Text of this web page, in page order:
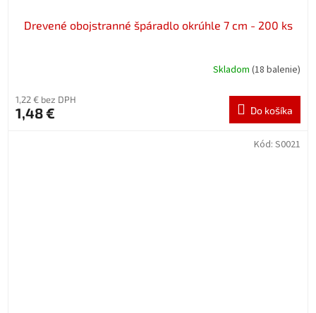
Drevené obojstranné špáradlo okrúhle 7 cm - 200 ks
Skladom (18 balenie)
1,22 € bez DPH
1,48 € Do košíka
Kód: S0021